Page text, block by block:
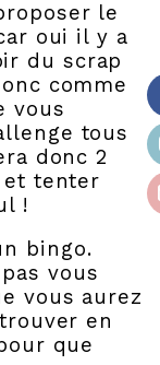
le
oui il y a
du scrap
comme
vous
tous
donc 2
et tenter
!
bingo.
vous
vous aurez
en
que